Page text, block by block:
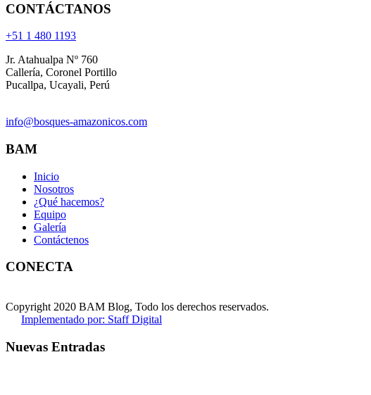
CONTÁCTANOS
+51 1 480 1193
Jr. Atahualpa Nº 760
Callería, Coronel Portillo
Pucallpa, Ucayali, Perú
info@bosques-amazonicos.com
BAM
Inicio
Nosotros
¿Qué hacemos?
Equipo
Galería
Contáctenos
CONECTA
Copyright 2020 BAM Blog, Todo los derechos reservados.
Implementado por: Staff Digital
Nuevas Entradas